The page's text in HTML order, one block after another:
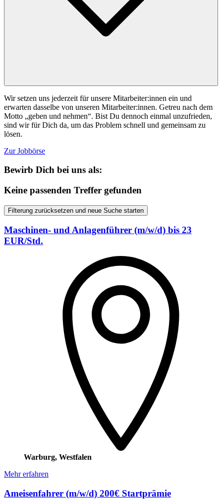
Wir setzen uns jederzeit für unsere Mitarbeiter:innen ein und
erwarten dasselbe von unseren Mitarbeiter:innen. Getreu nach dem
Motto „geben und nehmen“. Bist Du dennoch einmal unzufrieden,
sind wir für Dich da, um das Problem schnell und gemeinsam zu
lösen.
Zur Jobbörse
Bewirb Dich bei uns als:
Keine passenden Treffer gefunden
Filterung zurücksetzen und neue Suche starten
Maschinen- und Anlagenführer (m/w/d) bis 23
EUR/Std.
Warburg, Westfalen
Mehr erfahren
Ameisenfahrer (m/w/d) 200€ Startprämie